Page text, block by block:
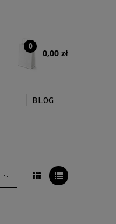
0,00 zł
0
BLOG